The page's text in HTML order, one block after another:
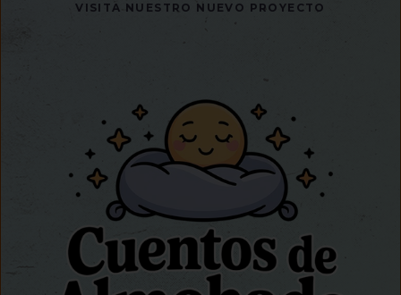
VISITA NUESTRO NUEVO PROYECTO